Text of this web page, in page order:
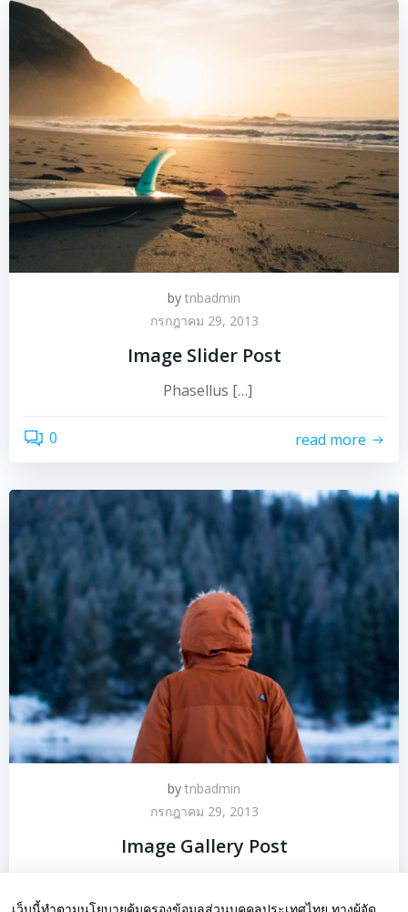
by tnbadmin
กรกฎาคม 29, 2013
Image Slider Post
Phasellus […]
0 read more
by tnbadmin
กรกฎาคม 29, 2013
Image Gallery Post